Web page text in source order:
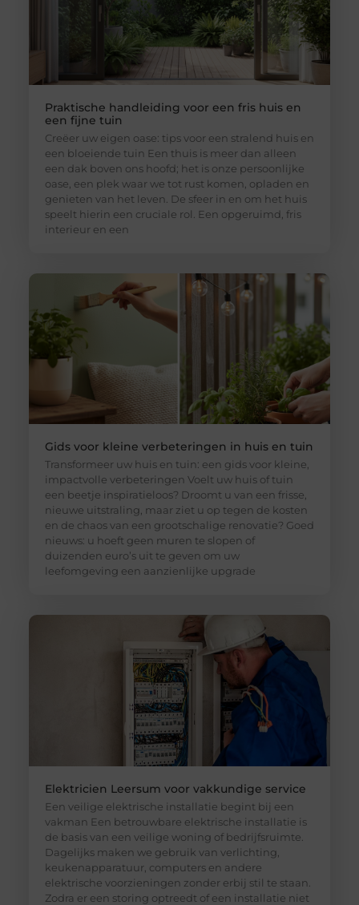
Praktische handleiding voor een fris huis en
een fijne tuin
Creëer uw eigen oase: tips voor een stralend huis en
een bloeiende tuin Een thuis is meer dan alleen
een dak boven ons hoofd; het is onze persoonlijke
oase, een plek waar we tot rust komen, opladen en
genieten van het leven. De sfeer in en om het huis
speelt hierin een cruciale rol. Een opgeruimd, fris
interieur en een
Gids voor kleine verbeteringen in huis en tuin
Transformeer uw huis en tuin: een gids voor kleine,
impactvolle verbeteringen Voelt uw huis of tuin
een beetje inspiratieloos? Droomt u van een frisse,
nieuwe uitstraling, maar ziet u op tegen de kosten
en de chaos van een grootschalige renovatie? Goed
nieuws: u hoeft geen muren te slopen of
duizenden euro’s uit te geven om uw
leefomgeving een aanzienlijke upgrade
Elektricien Leersum voor vakkundige service
Een veilige elektrische installatie begint bij een
vakman Een betrouwbare elektrische installatie is
de basis van een veilige woning of bedrijfsruimte.
Dagelijks maken we gebruik van verlichting,
keukenapparatuur, computers en andere
elektrische voorzieningen zonder erbij stil te staan.
Zodra er een storing optreedt of een installatie niet